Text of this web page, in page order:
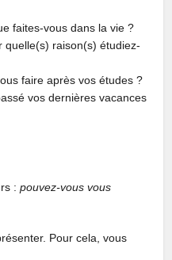
faites-vous dans la vie ?
quelle(s) raison(s) étudiez-
faire après vos études ?
vos dernières vacances
:pouvez-vous vous
Pour cela, vous